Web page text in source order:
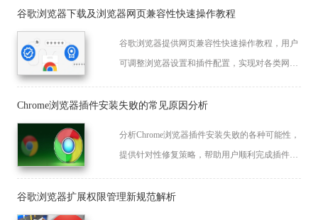
谷歌浏览器下载及浏览器网页兼容性快速操作教程
谷歌浏览器提供网页兼容性快速操作教程，用户
可调整浏览器设置和插件配置，实现对各类网页
Chrome浏览器插件安装失败的常见原因分析
分析Chrome浏览器插件安装失败的各种可能性，
提供针对性修复策略，帮助用户顺利完成插件安
谷歌浏览器扩展权限管理新规范解析